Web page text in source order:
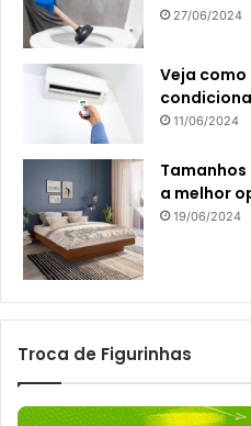
27/06/2024
Veja como
11/06/2024
a melhor
19/06/2024
Troca de Figurinhas